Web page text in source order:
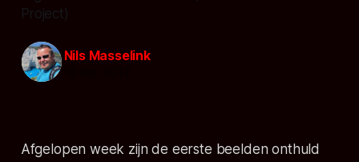
Project)
Nils Masselink
Afgelopen week zijn de eerste beelden onthuld